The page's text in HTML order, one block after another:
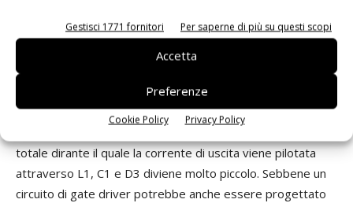
Gestisci 1771 fornitori Per saperne di più su questi scopi
Accetta
Preferenze
Cookie Policy Privacy Policy
trasformatore. Quando la tensione sul lato secondario si
inverte, il Mosfet Q3 è commutato su off e la bobina L1
continua a pilotare corrente in C1 ed il carico che fa si che
D3 divenga forward-biased. In un’architettura interlacciata,
le fasi A e B sono commutate con una sfasatura di 180˚.
totale dirante il quale la corrente di uscita viene pilotata
attraverso L1, C1 e D3 diviene molto piccolo. Sebbene un
circuito di gate driver potrebbe anche essere progettato